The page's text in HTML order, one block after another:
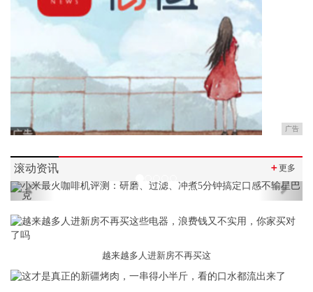
广告
滚动资讯 ＋更多
Previous Next
越来越多人进新房不再买这